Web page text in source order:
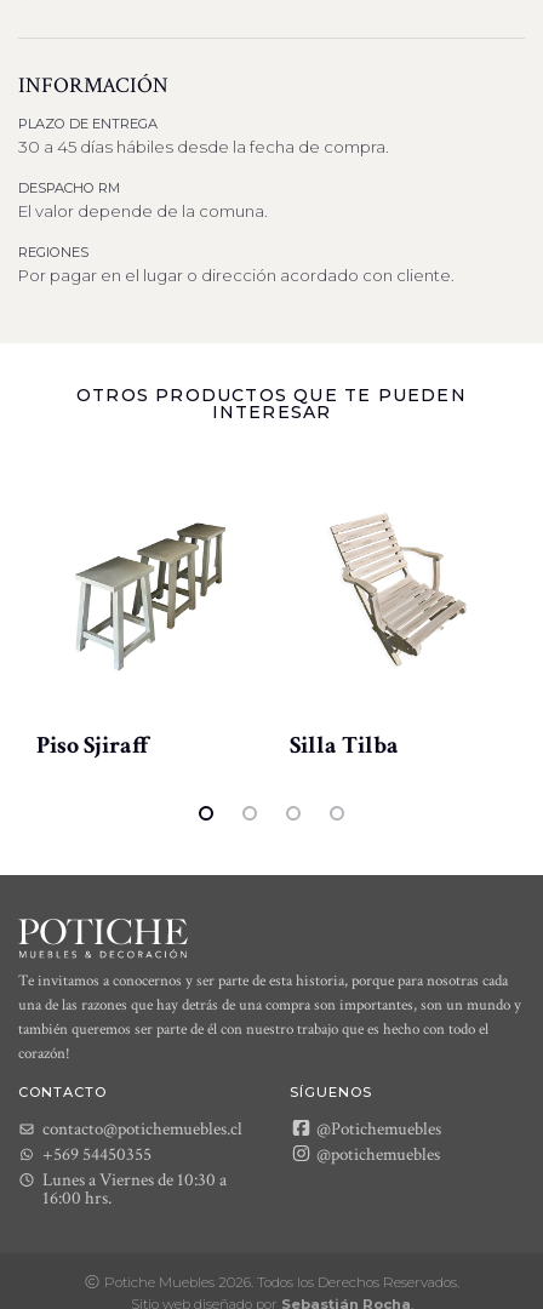
INFORMACIÓN
PLAZO DE ENTREGA
30 a 45 días hábiles desde la fecha de compra.
DESPACHO RM
El valor depende de la comuna.
REGIONES
Por pagar en el lugar o dirección acordado con cliente.
OTROS PRODUCTOS QUE TE PUEDEN
INTERESAR
Piso Sjiraff Silla Tilba
Te invitamos a conocernos y ser parte de esta historia, porque para nosotras cada
una de las razones que hay detrás de una compra son importantes, son un mundo y
también queremos ser parte de él con nuestro trabajo que es hecho con todo el
corazón!
CONTACTO
contacto@potichemuebles.cl
+569 54450355
Lunes a Viernes de 10:30 a
16:00 hrs.
SÍGUENOS
@Potichemuebles
@potichemuebles
Potiche Muebles 2026. Todos los Derechos Reservados.
Sitio web diseñado por Sebastián Rocha.